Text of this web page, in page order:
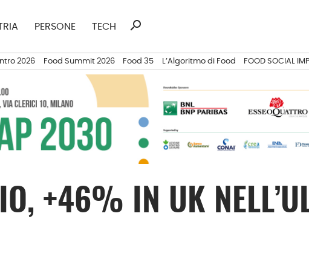
PERSONE TECH
Ricerca
search
2026 Food Summit 2026 Food 35 L’Algoritmo di Food FOOD SOCIAL
+46% IN UK